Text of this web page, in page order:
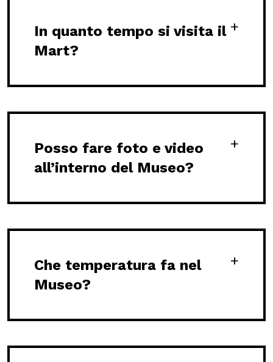
In quanto tempo si visita il
Mart?
Posso fare foto e video
all’interno del Museo?
Che temperatura fa nel
Museo?